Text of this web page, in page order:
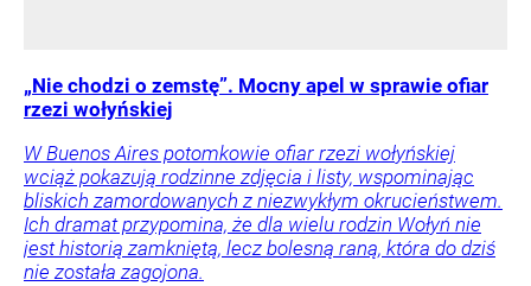
„Nie chodzi o zemstę”. Mocny apel w sprawie ofiar
rzezi wołyńskiej
W Buenos Aires potomkowie ofiar rzezi wołyńskiej
wciąż pokazują rodzinne zdjęcia i listy, wspominając
bliskich zamordowanych z niezwykłym okrucieństwem.
Ich dramat przypomina, że dla wielu rodzin Wołyń nie
jest historią zamkniętą, lecz bolesną raną, która do dziś
nie została zagojona.